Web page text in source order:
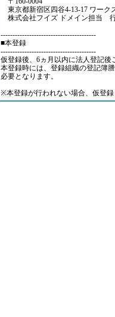
東京都新宿区四谷4-13-17 ワーク
株式会社フイズ ドメイン担当
----------------------------------------
■本登録
----------------------------------------
仮登録後、6ヵ月以内に法人登記後
本登録時には、登録組織の登記簿
必要となります。
※本登録が行われない場合、仮登